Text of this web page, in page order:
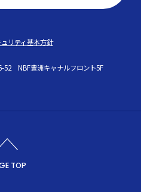
リティ基本方針
52 NBF豊洲キャナルフロント5F
TOP